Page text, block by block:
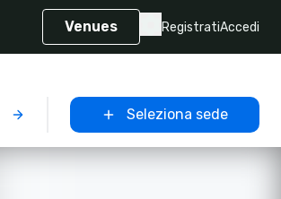
Venues RegistratiAccedi
Seleziona sede